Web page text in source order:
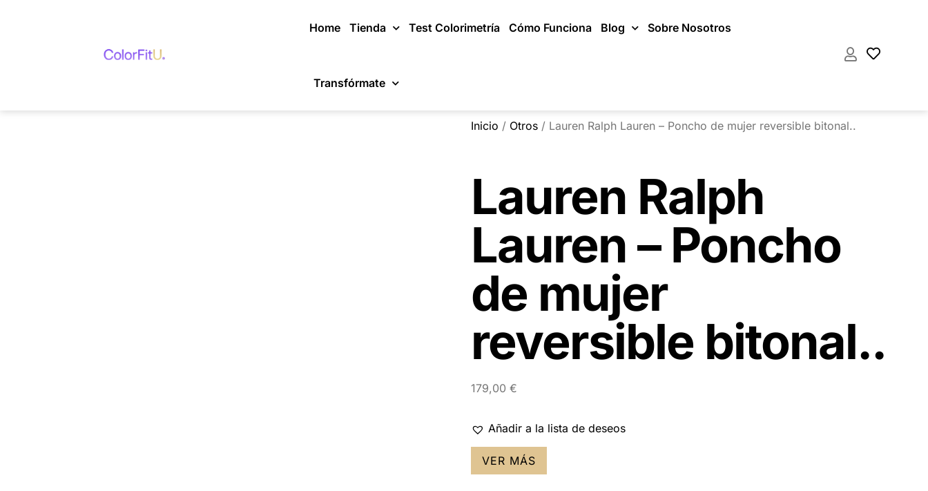
Home Tienda Test Colorimetría Cómo Funciona Blog Sobre Nosotros
Transfórmate
Inicio / Otros / Lauren Ralph Lauren – Poncho de mujer reversible bitonal..
Lauren Ralph
Lauren – Poncho
de mujer
reversible bitonal..
179,00 €
Añadir a la lista de deseos
VER MÁS